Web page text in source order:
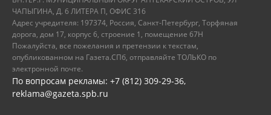
ЧАПЫГИНА, Д. 6 ЛИТЕРА П, ОФИС 316
Адрес учредителя: 197374, Россия, Санкт-Петербург, Торфяная
дорога, дом 17, корпус 6, строение 1, помещение 67Н
Пожалуйста, все пожелания и претензии к текстам,
опубликованном на Газета.СПб, отправляйте ТОЛЬКО по
электронной почте.
По вопросам рекламы: +7 (812) 309-29-36,
reklama@gazeta.spb.ru